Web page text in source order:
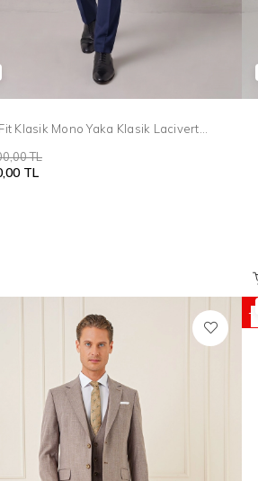
Klasik Mono Yaka Klasik Lacivert
TL
TL